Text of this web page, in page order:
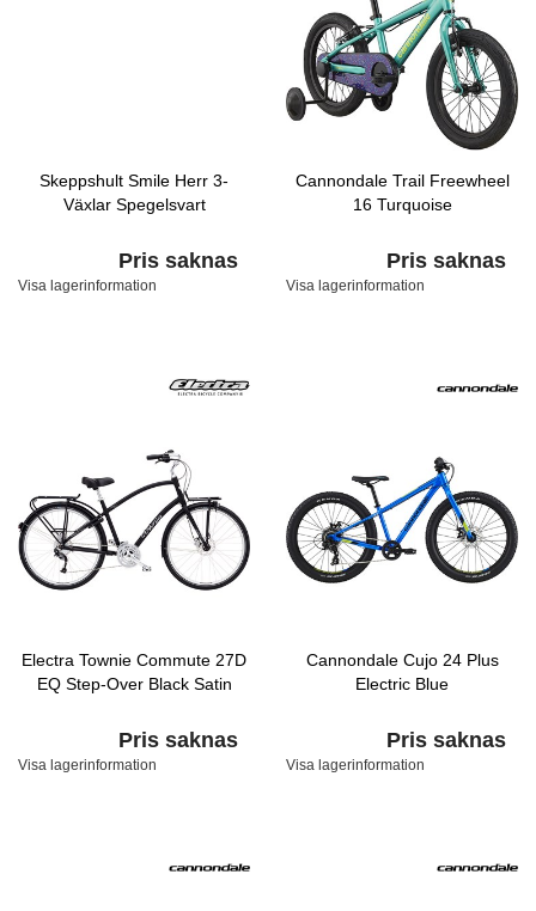
Skeppshult Smile Herr 3-
Växlar Spegelsvart
Pris saknas
Visa lagerinformation
Cannondale Trail Freewheel
16 Turquoise
Pris saknas
Visa lagerinformation
Electra Townie Commute 27D
EQ Step-Over Black Satin
Pris saknas
Visa lagerinformation
Cannondale Cujo 24 Plus
Electric Blue
Pris saknas
Visa lagerinformation